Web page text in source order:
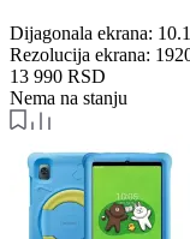
Dijagonala ekrana:
Rezolucija ekrana:
13 990 RSD
Nema na stanju